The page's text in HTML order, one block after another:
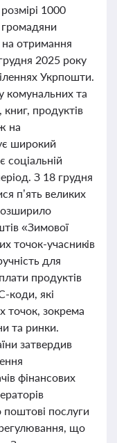
1000
на отримання
2025 року
Укрпошти.
комунальних та
продуктів
на
широкий
соціальній
З 18 грудня
п’ять великих
«Зимової
точок-учасників
для
продуктів
коди, які
точок, зокрема
та ринки.
затвердив
фінансових
поштові послуги
що